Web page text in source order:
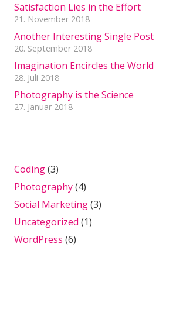
Satisfaction Lies in the Effort
21. November 2018
Another Interesting Single Post
20. September 2018
Imagination Encircles the World
28. Juli 2018
Photography is the Science
27. Januar 2018
Coding(3)
Photography(4)
Social Marketing(3)
Uncategorized (1)
WordPress (6)